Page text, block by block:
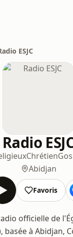
ESJC
Radio
Chrétien
Abidjan
Favoris
officielle de
basée à Abidjan,